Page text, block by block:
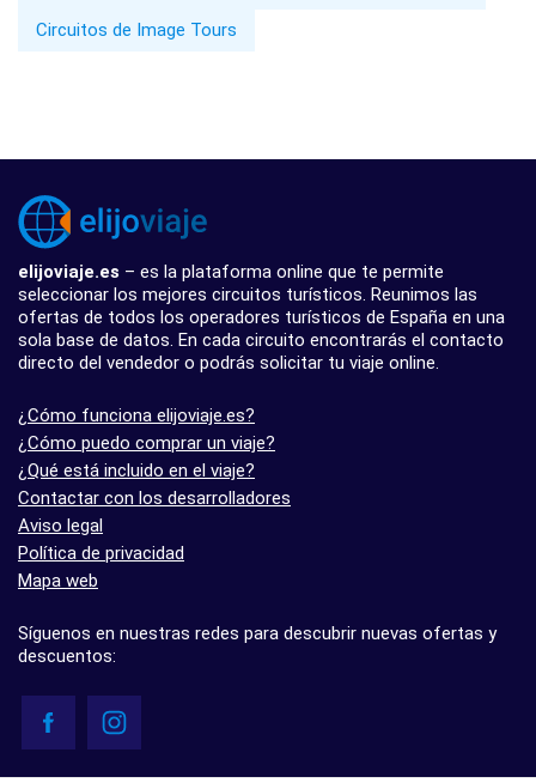
Circuitos de Image Tours
elijoviaje.es – es la plataforma online que te permite
seleccionar los mejores circuitos turísticos. Reunimos las
ofertas de todos los operadores turísticos de España en una
sola base de datos. En cada circuito encontrarás el contacto
directo del vendedor o podrás solicitar tu viaje online.
¿Cómo funciona elijoviaje.es?
¿Cómo puedo comprar un viaje?
¿Qué está incluido en el viaje?
Contactar con los desarrolladores
Aviso legal
Política de privacidad
Mapa web
Síguenos en nuestras redes para descubrir nuevas ofertas y
descuentos: